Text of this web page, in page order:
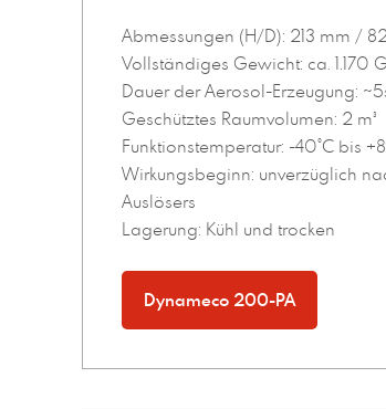
Abmessungen (H/D): 213 mm /
Vollständiges Gewicht: ca. 1.170
Dauer der Aerosol-Erzeugung:
Geschütztes Raumvolumen: 2 m³
Funktionstemperatur: -40°C bis
Wirkungsbeginn: unverzüglich
Auslösers
Lagerung: Kühl und trocken
Dynameco 200-PA